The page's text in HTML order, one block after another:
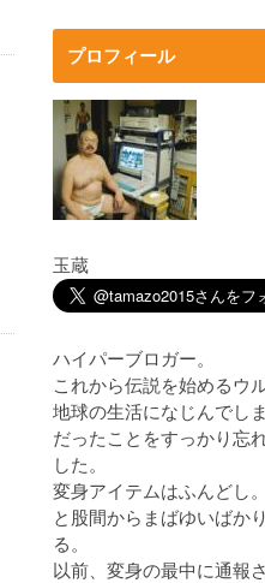
プロフィール
玉蔵
ハイパーブロガー。
これから伝説を始めるウ
地球の生活になじんでし
だったことをすっかり忘
した。
変身アイテムはふんどし
と股間からまばゆいばか
る。
以前、変身の最中に通報